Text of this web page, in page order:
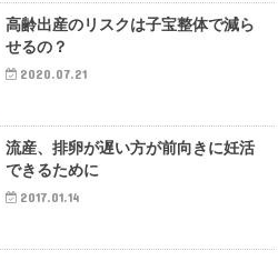
高齢出産のリスクは子宝整体で減ら
せるの？
2020.07.21
流産、排卵が遅い方が前向きに妊活
できるために
2017.01.14